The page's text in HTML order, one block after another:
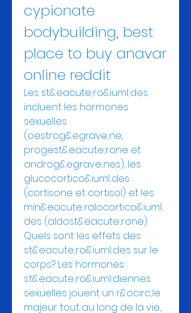
cypionate
bodybuilding, best
place to buy anavar
online reddit
Les st&eacute;ro&iuml;des
incluent les hormones
sexuelles
(oestrog&egrave;ne,
progest&eacute;rone et
androg&egrave;nes), les
glucocortico&iuml;des
(cortisone et cortisol) et les
min&eacute;ralocortico&iuml;
des (aldost&eacute;rone).
Quels sont les effets des
st&eacute;ro&iuml;des sur le
corps? Les hormones
st&eacute;ro&iuml;diennes
sexuelles jouent un r&ocirc;le
majeur tout au long de la vie,